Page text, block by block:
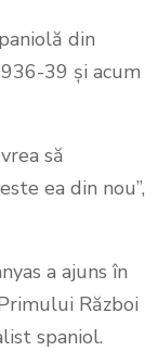
din
39 şi acum
să
ea din nou”,
a ajuns în
Război
spaniol.